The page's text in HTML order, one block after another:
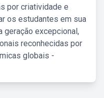
por criatividade e
os estudantes em sua
geração excepcional,
reconhecidas por
globais -